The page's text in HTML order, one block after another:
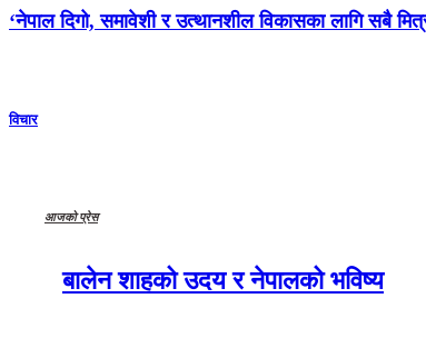
‘नेपाल दिगो, समावेशी र उत्थानशील विकासका लागि सबै
विचार
आजको प्रेस
बालेन शाहको उदय र नेपालको भविष्य